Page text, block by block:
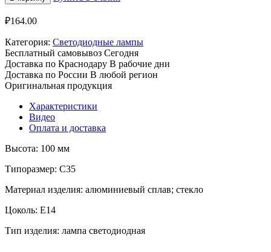
₽164.00
Категория: Светодиодные лампы
Бесплатный самовывоз Сегодня
Доставка по Краснодару В рабочие дни
Доставка по России В любой регион
Оригинальная продукция
Характеристики
Видео
Оплата и доставка
Высота: 100 мм
Типоразмер: C35
Материал изделия: алюминиевый сплав; стекло
Цоколь: E14
Тип изделия: лампа светодиодная